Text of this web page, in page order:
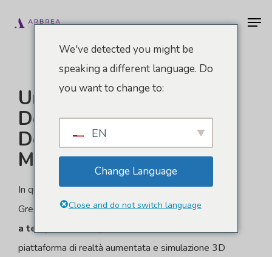
Unisciti Al Futuro
Dell'Estetica Con La
Dottoressa Grecia
Martínez E Arbrea
In qualità di contatto di fiducia della Dottoressa
Grecia Martínez, hai diritto a unofferta speciale
a tempo limitato
piattaforma di realtà aumentata e simulazione 3D
We've detected you might be
speaking a different language. Do
you want to change to:
EN
Change Language
Close and do not switch language